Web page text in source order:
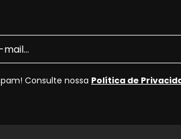
Consulte nossa Política de